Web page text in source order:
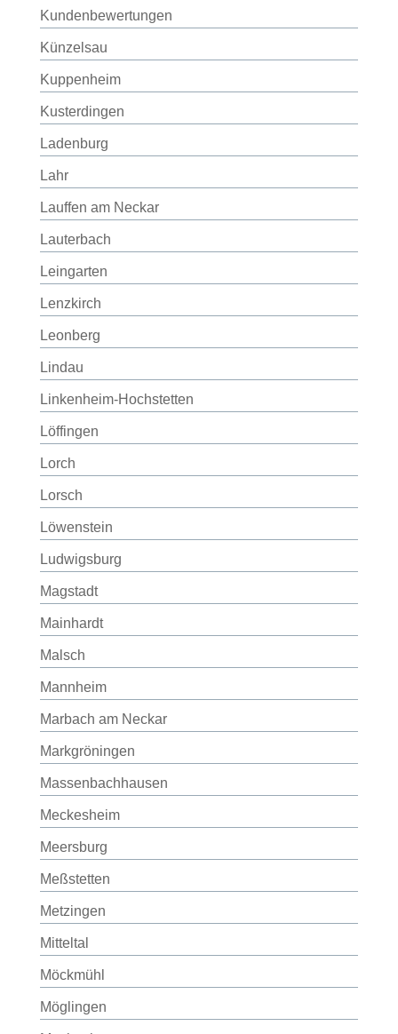
Kundenbewertungen
Künzelsau
Kuppenheim
Kusterdingen
Ladenburg
Lahr
Lauffen am Neckar
Lauterbach
Leingarten
Lenzkirch
Leonberg
Lindau
Linkenheim-Hochstetten
Löffingen
Lorch
Lorsch
Löwenstein
Ludwigsburg
Magstadt
Mainhardt
Malsch
Mannheim
Marbach am Neckar
Markgröningen
Massenbachhausen
Meckesheim
Meersburg
Meßstetten
Metzingen
Mitteltal
Möckmühl
Möglingen